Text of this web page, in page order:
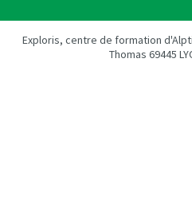
Exploris, centre de formation
Thomas 69445